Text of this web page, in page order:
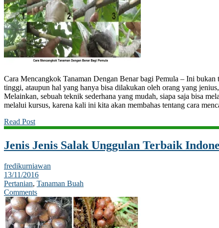
Cara Mencangkok Tanaman Dengan Benar bagi Pemula – Ini
tinggi, ataupun hal yang hanya bisa dilakukan oleh orang yang
Melainkan, sebuah teknik sederhana yang mudah, siapa saja bisa
melalui kursus, karena kali ini kita akan membahas tentang cara
Read Post
Jenis Jenis Salak Unggulan Terbaik
fredikurniawan
13/11/2016
Pertanian, Tanaman Buah
Comments